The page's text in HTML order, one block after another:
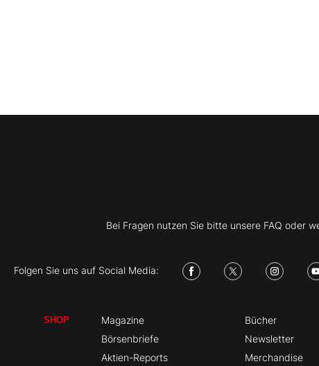
Bei Fragen nutzen Sie bitte unsere FAQ oder
Folgen Sie uns auf Social Media:
SHOP
Magazine
Börsenbriefe
Aktien-Reports
Bücher
Newsletter
Merchandise